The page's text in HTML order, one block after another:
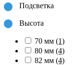
Подсветка
Высота
70 мм (1)
80 мм (4)
82 мм (4)